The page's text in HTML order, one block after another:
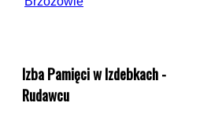
Izba Pamięci w Izdebkach -
Rudawcu